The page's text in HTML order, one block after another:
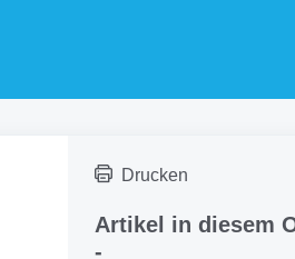
Drucken
Artikel in diesem
-